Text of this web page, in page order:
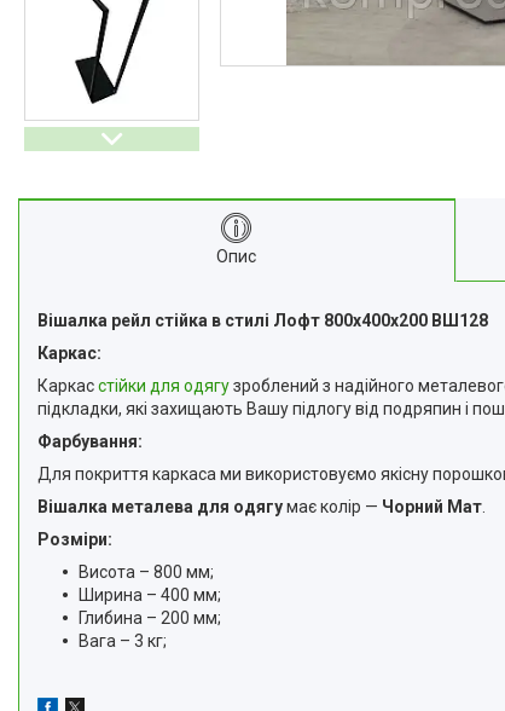
Опис
Вішалка рейл стійка в стилі Лофт 800х400х200 ВШ128
Каркас:
Каркасстійки для одягузроблений з надійного
підкладки, які захищають Вашу підлогу від подряпин і
Фарбування:
Для покриття каркаса ми використовуємо якісну
Вішалка металева для одягумає колір — Чорний Мат
Розміри:
Висота – 800 мм;
Ширина – 400 мм;
Глибина – 200 мм;
Вага – 3 кг;